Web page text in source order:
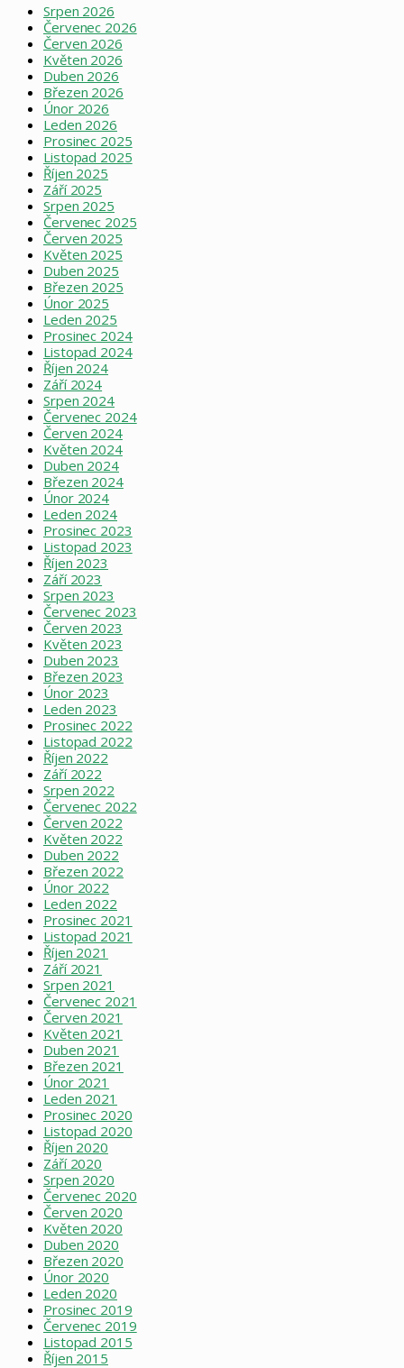
Srpen 2026
Červenec 2026
Červen 2026
Květen 2026
Duben 2026
Březen 2026
Únor 2026
Leden 2026
Prosinec 2025
Listopad 2025
Říjen 2025
Září 2025
Srpen 2025
Červenec 2025
Červen 2025
Květen 2025
Duben 2025
Březen 2025
Únor 2025
Leden 2025
Prosinec 2024
Listopad 2024
Říjen 2024
Září 2024
Srpen 2024
Červenec 2024
Červen 2024
Květen 2024
Duben 2024
Březen 2024
Únor 2024
Leden 2024
Prosinec 2023
Listopad 2023
Říjen 2023
Září 2023
Srpen 2023
Červenec 2023
Červen 2023
Květen 2023
Duben 2023
Březen 2023
Únor 2023
Leden 2023
Prosinec 2022
Listopad 2022
Říjen 2022
Září 2022
Srpen 2022
Červenec 2022
Červen 2022
Květen 2022
Duben 2022
Březen 2022
Únor 2022
Leden 2022
Prosinec 2021
Listopad 2021
Říjen 2021
Září 2021
Srpen 2021
Červenec 2021
Červen 2021
Květen 2021
Duben 2021
Březen 2021
Únor 2021
Leden 2021
Prosinec 2020
Listopad 2020
Říjen 2020
Září 2020
Srpen 2020
Červenec 2020
Červen 2020
Květen 2020
Duben 2020
Březen 2020
Únor 2020
Leden 2020
Prosinec 2019
Červenec 2019
Listopad 2015
Říjen 2015